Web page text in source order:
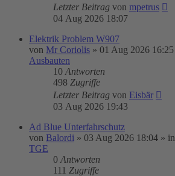
Letzter Beitrag von mpetrus
04 Aug 2026 18:07
Elektrik Problem W907
von Mr Coriolis » 01 Aug 2026 16:25
Ausbauten
10 Antworten
498 Zugriffe
Letzter Beitrag von Eisbär
03 Aug 2026 19:43
Ad Blue Unterfahrschutz
von Balordi » 03 Aug 2026 18:04 » in
TGE
0 Antworten
111 Zugriffe